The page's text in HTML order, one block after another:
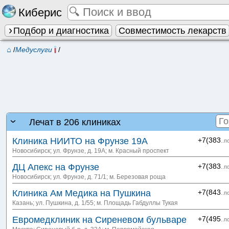
Киберис
Подбор и диагностика Совместимость лекарств
⌂ /Медуслуги /
Лечат в 206 клиниках
+7(383
Клиника НИИТО на Фрунзе 19А
Новосибирск; ул. Фрунзе, д. 19А; м. Красный проспект
+7(383
ДЦ Апекс на Фрунзе
Новосибирск; ул. Фрунзе, д. 71/1; м. Березовая роща
+7(843
Клиника Ам Медика на Пушкина
Казань; ул. Пушкина, д. 1/55; м. Площадь Габдуллы Тукая
+7(495
Евромедклиник на Сиреневом бульваре